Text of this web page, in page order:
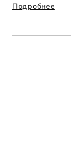
Подробнее